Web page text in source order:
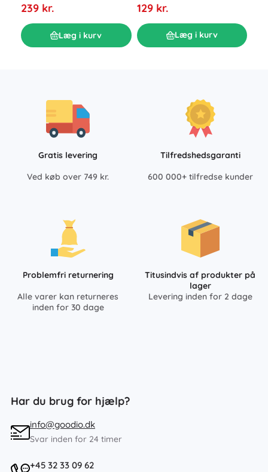
239 kr.
Læg i kurv
129 kr.
Læg i kurv
Gratis levering
Ved køb over 749 kr.
Tilfredshedsgaranti
600 000+ tilfredse kunder
Problemfri returnering
Alle varer kan returneres
inden for 30 dage
Titusindvis af produkter på
lager
Levering inden for 2 dage
Har du brug for hjælp?
info@goodio.dk
Svar inden for 24 timer
+45 32 33 09 62